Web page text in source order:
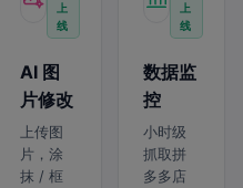
上
线
AI 图
片修改
上传图
片，涂
抹 / 框
上
线
数据监
控
小时级
抓取拼
多多店